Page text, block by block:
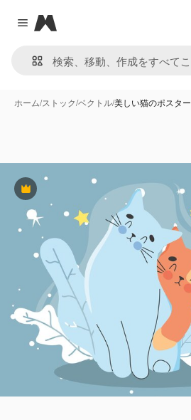
Close menu
Magnific
ホーム/ストック/ベクトル/美しい猫のポスター
Premium